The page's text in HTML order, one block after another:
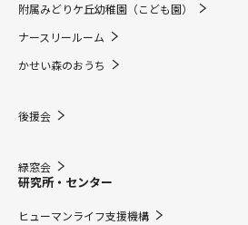
附属みどりケ丘幼稚園（こども園）
ナースリールーム
かせい森のおうち
後援会
緑窓会
研究所・センター
ヒューマンライフ支援機構